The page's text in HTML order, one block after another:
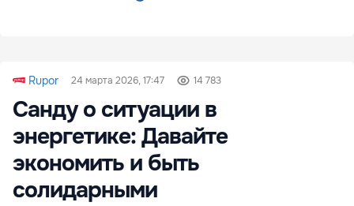
Rupor 24 марта 2026, 17:47 14 783
Санду о ситуации в
энергетике: Давайте
экономить и быть
солидарными